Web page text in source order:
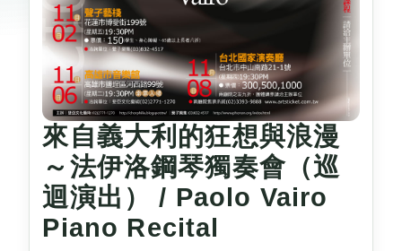
來自義大利的狂想與浪漫
～法伊洛鋼琴獨奏會（巡
迴演出） / Paolo Vairo
Piano Recital